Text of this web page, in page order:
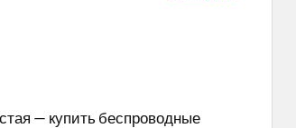
— купить беспроводные